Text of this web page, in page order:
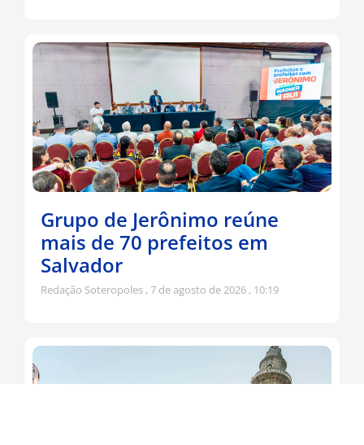
Grupo de Jerônimo reúne
mais de 70 prefeitos em
Salvador
Redação Soteropoles 7 de agosto de 2026 10:19